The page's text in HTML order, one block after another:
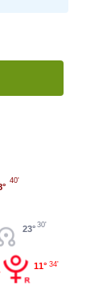
11° 34'
23° 30'
40'